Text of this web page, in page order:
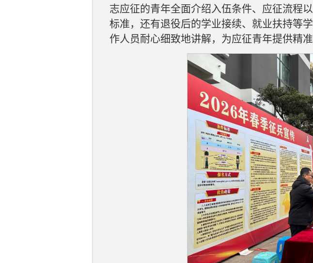
志应征的青年全面介绍入伍条件、应征流程
标准，还有退役后的学业接续、就业扶持等
作人员耐心细致地讲解，为应征青年提供精